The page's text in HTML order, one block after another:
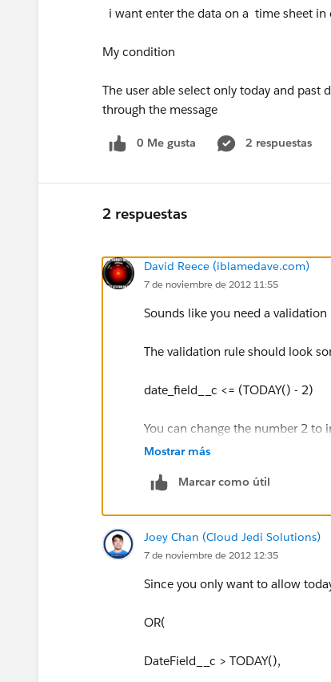
i want enter the data on a time sheet in
My condition
The user able select only today and past
through the message
0 Me gusta 2 respuestas
2 respuestas
David Reece (iblamedave.com)
7 de noviembre de 2012 11:55
Sounds like you need a
The validation rule should look
date_field__c <= (TODAY() - 2)
You can change the number 2 to
entry by.
Mostrar más
Marcar como útil
Joey Chan (Cloud Jedi Solutions)
7 de noviembre de 2012 12:35
Since you only want to allow
OR(
DateField__c > TODAY(),